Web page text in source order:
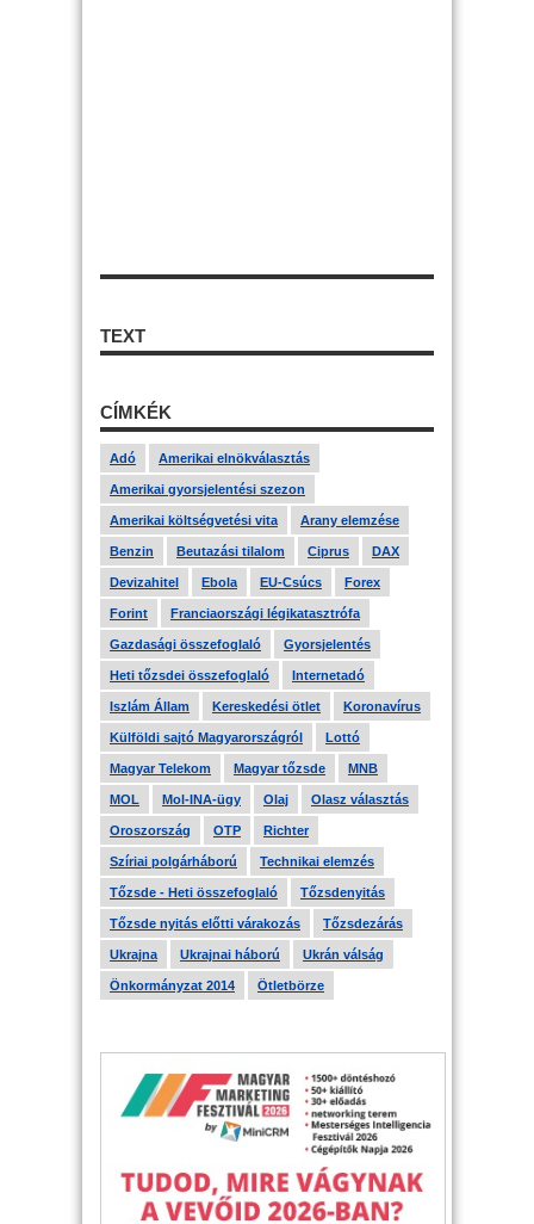
TEXT
CÍMKÉK
Adó Amerikai elnökválasztás
Amerikai gyorsjelentési szezon
Amerikai költségvetési vita Arany elemzése
Benzin Beutazási tilalom Ciprus DAX
Devizahitel Ebola EU-Csúcs Forex
Forint Franciaországi légikatasztrófa
Gazdasági összefoglaló Gyorsjelentés
Heti tőzsdei összefoglaló Internetadó
Iszlám Állam Kereskedési ötlet Koronavírus
Külföldi sajtó Magyarországról Lottó
Magyar Telekom Magyar tőzsde MNB
MOL Mol-INA-ügy Olaj Olasz választás
Oroszország OTP Richter
Szíriai polgárháború Technikai elemzés
Tőzsde - Heti összefoglaló Tőzsdenyitás
Tőzsde nyitás előtti várakozás Tőzsdezárás
Ukrajna Ukrajnai háború Ukrán válság
Önkormányzat 2014 Ötletbörze